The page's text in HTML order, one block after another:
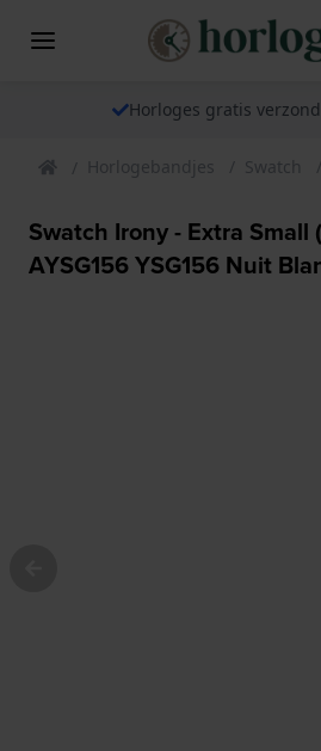
Horloges gratis
Horlogebandjes Swatch
Swatch Irony - Extra Small
AYSG156 YSG156 Nuit